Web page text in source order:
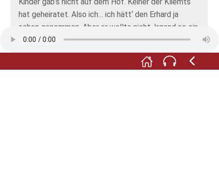
Kinder gab’s nicht auf dem Hof. Keiner der Kliemts
hat geheiratet. Also ich… ich hätt‘ den Erhard ja
schon genommen. Aber er wollte nicht. Irgend so ein
Prediger in Görlitz hatte ihnen allen in den Kopf
gesetzt, dass die Ehe Teufelszeug sei und man